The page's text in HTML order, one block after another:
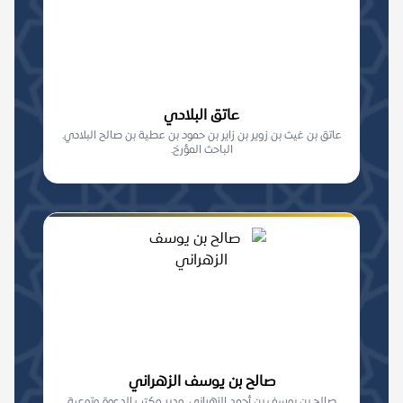
عاتق البلادي
عاتق بن غيث بن زوير بن زاير بن حمود بن عطية بن صالح البلادي.
الباحث المؤرخ.
صالح بن يوسف الزهراني